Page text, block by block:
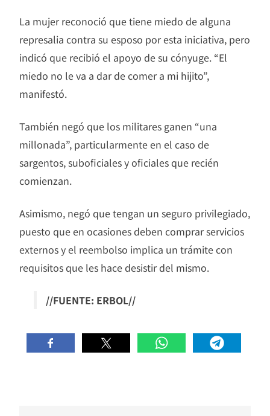
La mujer reconoció que tiene miedo de alguna
represalia contra su esposo por esta iniciativa, pero
indicó que recibió el apoyo de su cónyuge. “El
miedo no le va a dar de comer a mi hijito”,
manifestó.
También negó que los militares ganen “una
millonada”, particularmente en el caso de
sargentos, suboficiales y oficiales que recién
comienzan.
Asimismo, negó que tengan un seguro privilegiado,
puesto que en ocasiones deben comprar servicios
externos y el reembolso implica un trámite con
requisitos que les hace desistir del mismo.
//FUENTE: ERBOL//